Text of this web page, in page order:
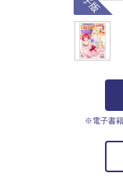
※電子書